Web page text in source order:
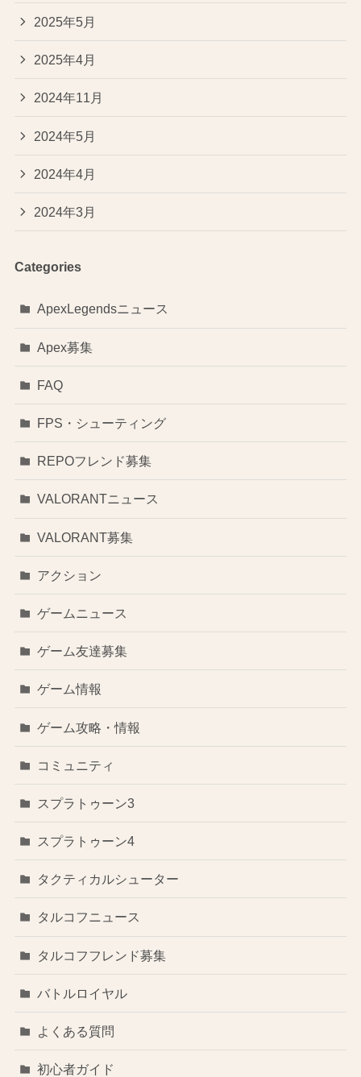
2025年5月
2025年4月
2024年11月
2024年5月
2024年4月
2024年3月
Categories
ApexLegendsニュース
Apex募集
FAQ
FPS・シューティング
REPOフレンド募集
VALORANTニュース
VALORANT募集
アクション
ゲームニュース
ゲーム友達募集
ゲーム情報
ゲーム攻略・情報
コミュニティ
スプラトゥーン3
スプラトゥーン4
タクティカルシューター
タルコフニュース
タルコフフレンド募集
バトルロイヤル
よくある質問
初心者ガイド